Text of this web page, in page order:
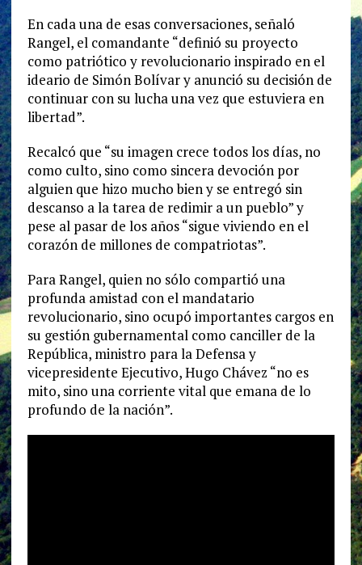
En cada una de esas conversaciones, señaló
Rangel, el comandante “definió su proyecto
como patriótico y revolucionario inspirado en el
ideario de Simón Bolívar y anunció su decisión de
continuar con su lucha una vez que estuviera en
libertad”.
Recalcó que “su imagen crece todos los días, no
como culto, sino como sincera devoción por
alguien que hizo mucho bien y se entregó sin
descanso a la tarea de redimir a un pueblo” y
pese al pasar de los años “sigue viviendo en el
corazón de millones de compatriotas”.
Para Rangel, quien no sólo compartió una
profunda amistad con el mandatario
revolucionario, sino ocupó importantes cargos en
su gestión gubernamental como canciller de la
República, ministro para la Defensa y
vicepresidente Ejecutivo, Hugo Chávez “no es
mito, sino una corriente vital que emana de lo
profundo de la nación”.